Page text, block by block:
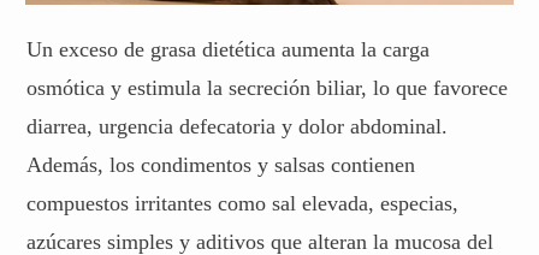
Un exceso de grasa dietética aumenta la carga
osmótica y estimula la secreción biliar, lo que favorece
diarrea, urgencia defecatoria y dolor abdominal.
Además, los condimentos y salsas contienen
compuestos irritantes como sal elevada, especias,
azúcares simples y aditivos que alteran la mucosa del